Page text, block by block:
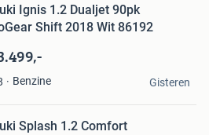
Ignis 1.2 Dualjet 90pk
AutoGear Shift 2018 Wit 86192
Benzine Gisteren
Splash 1.2 Comfort